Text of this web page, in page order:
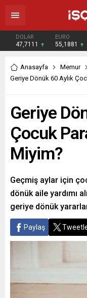
DOLAR
47,7111
EURO
55,1881
Anasayfa
Memur
Geriye Dönük 60 Aylık
Geriye
Çocuk
Miyim?
Geçmiş aylar için
dönük aile yardımı
geriye dönük
Paylaş